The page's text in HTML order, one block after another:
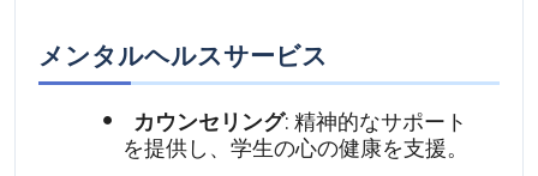
メンタルヘルスサービス
カウンセリング: 精神的なサポート
を提供し、学生の心の健康を支援。